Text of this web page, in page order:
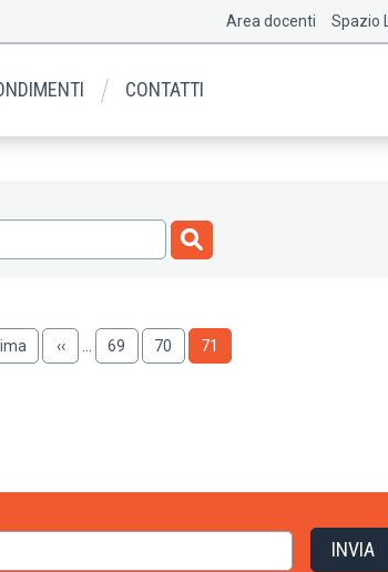
Area docenti Spazio
CONTATTI
Pagina
precedente
‹‹ … Pagina
69 Pagina
70 Pagina
71